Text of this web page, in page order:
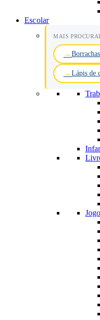
Escolar
MAIS
Borrachas
Lápis de